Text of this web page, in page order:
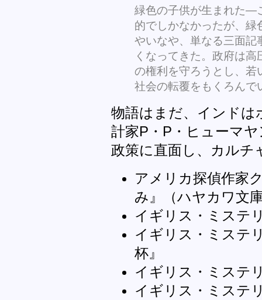
緑色の子供が生まれた―
的でしかなかったが、
やいなや、単なる三面記
くなってきた。政府は
の権利を守ろうとし、若
社会の転覆をもくろんで
物語はまだ、インド
計家P・P・ヒューマ
政策に直面し、カルチ
アメリカ探偵作家
み』（ハヤカワ文
イギリス・ミステ
イギリス・ミステ
杯』
イギリス・ミステ
イギリス・ミステ